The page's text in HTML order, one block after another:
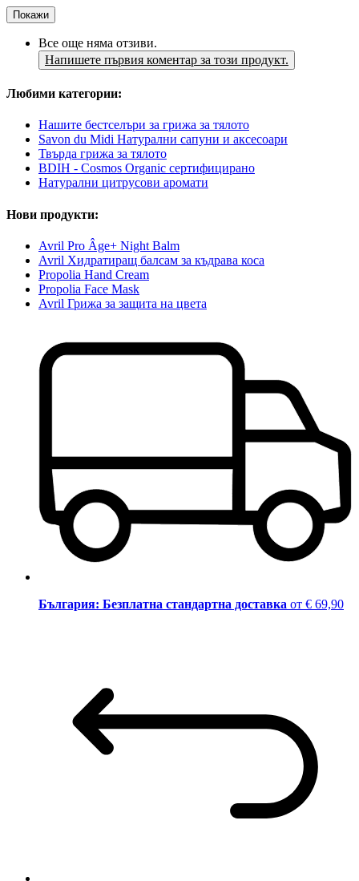
Покажи
Все още няма отзиви.
Напишете първия коментар за този продукт.
Любими категории:
Нашите бестселъри за грижа за тялото
Savon du Midi Натурални сапуни и аксесоари
Твърда грижа за тялото
BDIH - Cosmos Organic сертифициранo
Натурални цитрусови аромати
Нови продукти:
Avril Pro Âge+ Night Balm
Avril Хидратиращ балсам за къдрава коса
Propolia Hand Cream
Propolia Face Mask
Avril Грижа за защита на цвета
България: Безплатна стандартна доставка от € 69,90